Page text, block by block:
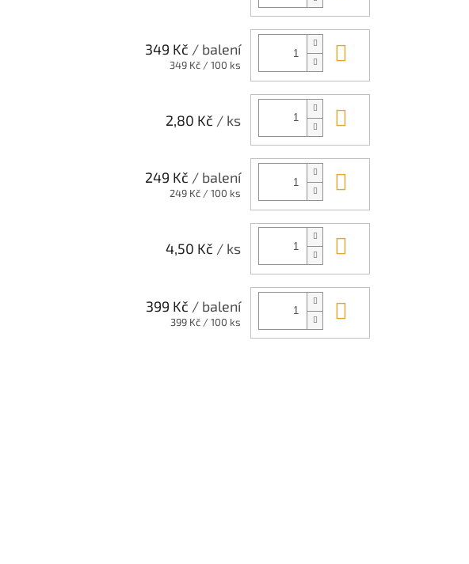
349 Kč / balení
Měrná
349 Kč / 100 ks
2,80 Kč / ks
249 Kč / balení
Měrná
249 Kč / 100 ks
4,50 Kč / ks
399 Kč / balení
Měrná
399 Kč / 100 ks